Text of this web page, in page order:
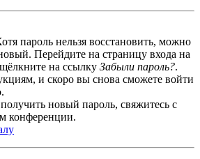
пароль нельзя восстановить, можно
Перейдите на страницу входа на
на ссылку Забыли пароль?.
и скоро вы снова сможете войти
новый пароль, свяжитесь с
конференции.